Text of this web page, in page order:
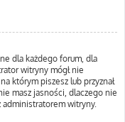
dla każdego forum, dla
witryny mógł nie
którym piszesz lub przyznał
masz jasności, dlaczego nie
administratorem witryny.